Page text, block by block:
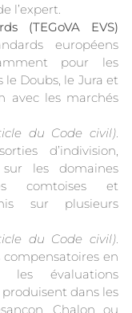
l’expert.
(TEGoVA EVS)
européens
pour les
Doubs, le Jura et
avec les marchés
du Code civil).
d’indivision,
les domaines
comtoises et
sur plusieurs
du Code civil).
compensatoires en
évaluations
dans les
Chalon ou